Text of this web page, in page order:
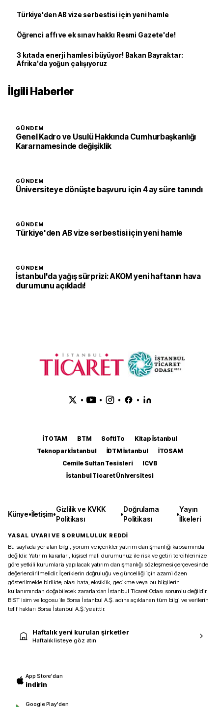
Türkiye'den AB vize serbestisi için yeni hamle
Öğrenci affı ve ek sınav hakkı Resmi Gazete'de!
3 kıtada enerji hamlesi büyüyor! Bakan Bayraktar:
Afrika'da yoğun çalışıyoruz
İlgili Haberler
GÜNDEM
Genel Kadro ve Usulü Hakkında Cumhurbaşkanlığı
Kararnamesinde değişiklik
GÜNDEM
Üniversiteye dönüşte başvuru için 4 ay süre tanındı
GÜNDEM
Türkiye'den AB vize serbestisi için yeni hamle
GÜNDEM
İstanbul'da yağış sürprizi: AKOM yeni haftanın hava
durumunu açıkladı!
• • • •
İTOTAM BTM SoftITo
Kitap İstanbul
Teknopark İstanbul
İDTM İstanbul
İTOSAM
Cemile Sultan Tesisleri
ICVB
İstanbul Ticaret Üniversitesi
Künye•İletişim•
Gizlilik ve KVKK
Politikası
•
Doğrulama
Politikası
•
Yayın
İlkeleri
YASAL UYARI VE SORUMLULUK REDDİ
Bu sayfada yer alan bilgi, yorum ve içerikler yatırım danışmanlığı kapsamında
değildir. Yatırım kararları, kişisel mali durumunuz ile risk ve getiri tercihlerinize
göre yetkili kurumlarla yapılacak yatırım danışmanlığı sözleşmesi çerçevesinde
değerlendirilmelidir. İçeriklerin doğruluğu ve güncelliği için azami özen
gösterilmekle birlikte, olası hata, eksiklik, gecikme veya bu bilgilerin
kullanımından doğabilecek zararlardan İstanbul Ticaret Odası sorumlu değildir.
BIST isim ve logosu ile Borsa İstanbul A.Ş. adına açıklanan tüm bilgi ve verilerin
telif hakları Borsa İstanbul A.Ş.’ye aittir.
Haftalık yeni kurulan şirketler
Haftalık listeye göz atın
App Store'dan
indirin
Google Play'den